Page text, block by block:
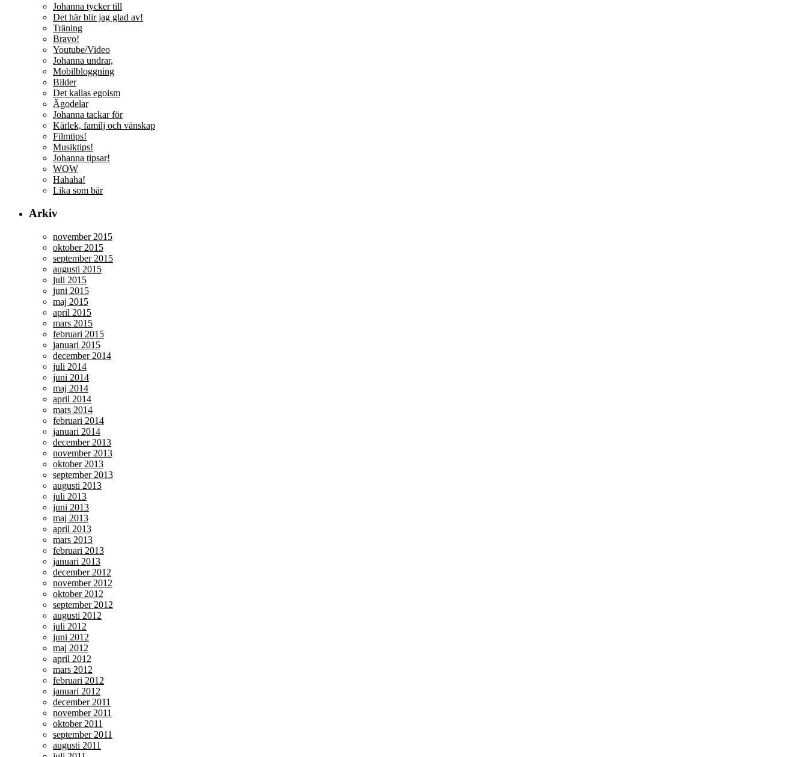
Johanna tycker till
Det här blir jag glad av!
Träning
Bravo!
Youtube/Video
Johanna undrar,
Mobilbloggning
Bilder
Det kallas egoism
Ägodelar
Johanna tackar för
Kärlek, familj och vänskap
Filmtips!
Musiktips!
Johanna tipsar!
WOW
Hahaha!
Lika som bär
Arkiv
november 2015
oktober 2015
september 2015
augusti 2015
juli 2015
juni 2015
maj 2015
april 2015
mars 2015
februari 2015
januari 2015
december 2014
juli 2014
juni 2014
maj 2014
april 2014
mars 2014
februari 2014
januari 2014
december 2013
november 2013
oktober 2013
september 2013
augusti 2013
juli 2013
juni 2013
maj 2013
april 2013
mars 2013
februari 2013
januari 2013
december 2012
november 2012
oktober 2012
september 2012
augusti 2012
juli 2012
juni 2012
maj 2012
april 2012
mars 2012
februari 2012
januari 2012
december 2011
november 2011
oktober 2011
september 2011
augusti 2011